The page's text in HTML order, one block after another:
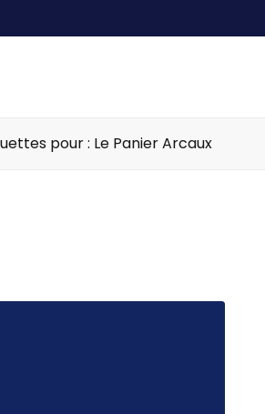
pour : Le Panier Arcaux